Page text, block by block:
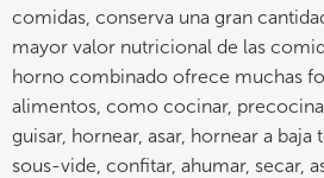
comidas, conserva una gran
mayor valor nutricional de las
horno combinado ofrece muchas
alimentos, como cocinar,
guisar, hornear, asar, hornear a
sous-vide, confitar, ahumar, secar,